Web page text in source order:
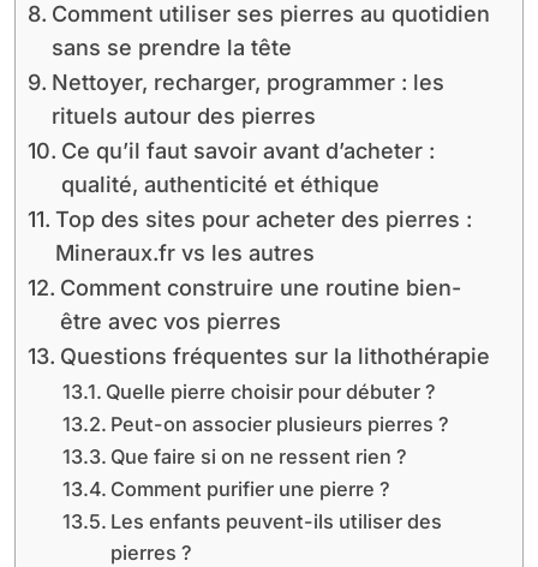
Comment utiliser ses pierres au quotidien
sans se prendre la tête
Nettoyer, recharger, programmer : les
rituels autour des pierres
Ce qu’il faut savoir avant d’acheter :
qualité, authenticité et éthique
Top des sites pour acheter des pierres :
Mineraux.fr vs les autres
Comment construire une routine bien-
être avec vos pierres
Questions fréquentes sur la lithothérapie
Quelle pierre choisir pour débuter ?
Peut-on associer plusieurs pierres ?
Que faire si on ne ressent rien ?
Comment purifier une pierre ?
Les enfants peuvent-ils utiliser des
pierres ?